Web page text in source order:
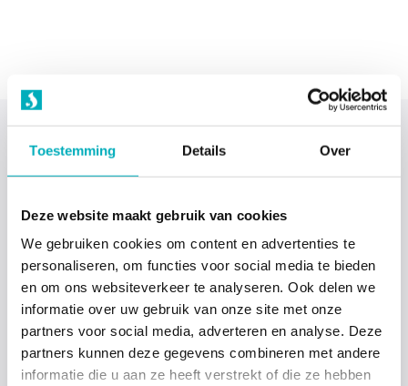
Toestemming Details Over
Deze website maakt gebruik van cookies
We gebruiken cookies om content en advertenties te
personaliseren, om functies voor social media te bieden
en om ons websiteverkeer te analyseren. Ook delen we
informatie over uw gebruik van onze site met onze
partners voor social media, adverteren en analyse. Deze
partners kunnen deze gegevens combineren met andere
informatie die u aan ze heeft verstrekt of die ze hebben
Waarom accessoires kopen?
14:00, worden deze dezelfde dag nog naar je verstuurd. Wij
leveren alle originele accessoires van Birth Pool in a Box.
Als het nodig is maak je gebruik van ons uitgebreide
retourrecht.
Wil je liever een bevallingsbad huren inclusief alle
benodigdheden?